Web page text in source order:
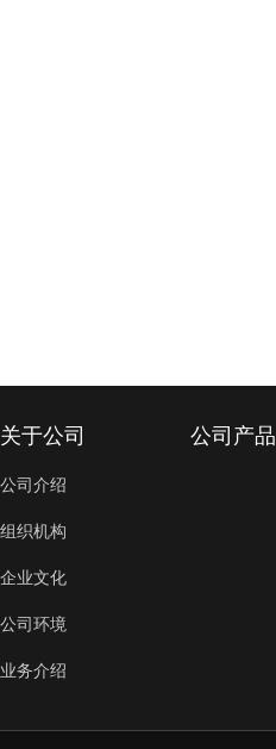
关于公司
公司介绍
组织机构
企业文化
公司环境
业务介绍
公司产品